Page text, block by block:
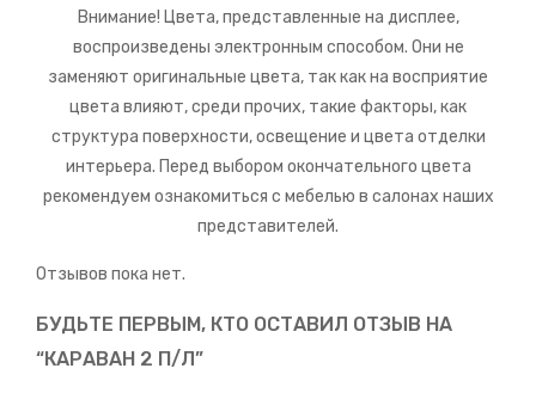
Внимание! Цвета, представленные на дисплее,
воспроизведены электронным способом. Они не
заменяют оригинальные цвета, так как на восприятие
цвета влияют, среди прочих, такие факторы, как
структура поверхности, освещение и цвета отделки
интерьера. Перед выбором окончательного цвета
рекомендуем ознакомиться с мебелью в салонах наших
представителей.
Отзывов пока нет.
БУДЬТЕ ПЕРВЫМ, КТО ОСТАВИЛ ОТЗЫВ НА
“КАРАВАН 2 П/Л”